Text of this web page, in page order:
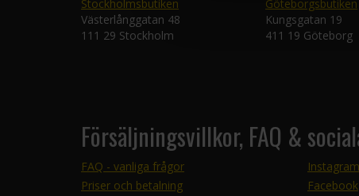
Stockholmsbutiken
Västerlånggatan 48
111 29 Stockholm
Göteborgsbutiken
Kungsgatan 19
411 19 Göteborg
Försäljningsvillkor, FAQ &
FAQ - vanliga frågor
Priser och betalning
Instagram
Facebook